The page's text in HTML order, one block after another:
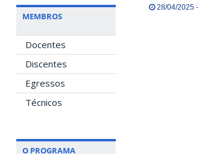
MEMBROS
Docentes
Discentes
Egressos
Técnicos
O PROGRAMA
28/04/2025